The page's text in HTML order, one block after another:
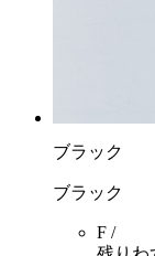
ブラック
ブラック
F /